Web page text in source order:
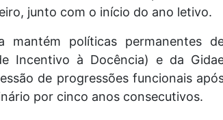
junto com o início do ano letivo.
mantém políticas permanentes
Incentivo à Docência) e da
de progressões funcionais
por cinco anos consecutivos.